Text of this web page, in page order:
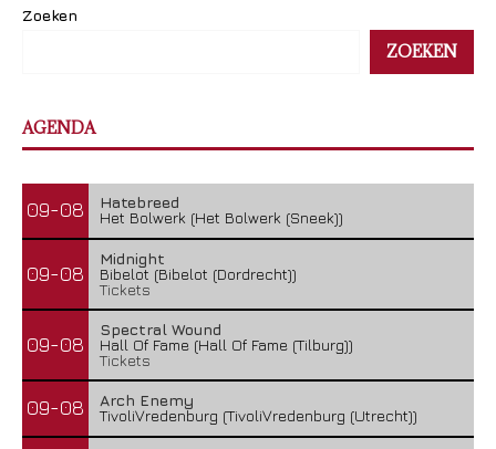
Zoeken
ZOEKEN
AGENDA
09-08
Hatebreed
Het Bolwerk (Het Bolwerk (Sneek))
09-08
Midnight
Bibelot (Bibelot (Dordrecht))
Tickets
09-08
Spectral Wound
Hall Of Fame (Hall Of Fame (Tilburg))
Tickets
09-08
Arch Enemy
TivoliVredenburg (TivoliVredenburg (Utrecht))